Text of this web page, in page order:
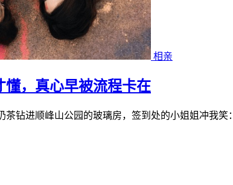
相亲
懂，真心早被流程卡在
钻进顺峰山公园的玻璃房，签到处的小姐姐冲我